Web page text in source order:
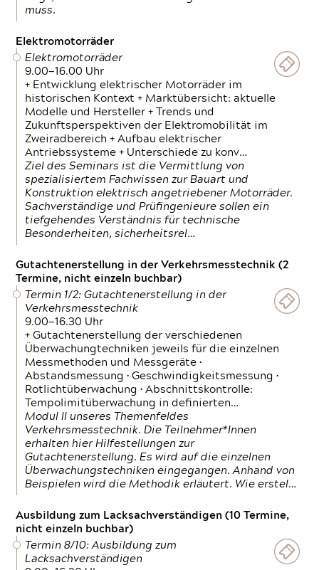
muss.
Elektromotorräder
Elektromotorräder
9.00—16.00 Uhr
+ Entwicklung elektrischer Motorräder im
historischen Kontext + Marktübersicht: aktuelle
Modelle und Hersteller + Trends und
Zukunftsperspektiven der Elektromobilität im
Zweiradbereich + Aufbau elektrischer
Antriebssysteme + Unterschiede zu konv…
Ziel des Seminars ist die Vermittlung von
spezialisiertem Fachwissen zur Bauart und
Konstruktion elektrisch angetriebener Motorräder.
Sachverständige und Prüfingenieure sollen ein
tiefgehendes Verständnis für technische
Besonderheiten, sicherheitsrel…
Gutachtenerstellung in der Verkehrsmesstechnik (2
Termine, nicht einzeln buchbar)
Termin 1/2: Gutachtenerstellung in der
Verkehrsmesstechnik
9.00—16.30 Uhr
+ Gutachtenerstellung der verschiedenen
Überwachungtechniken jeweils für die einzelnen
Messmethoden und Messgeräte •
Abstandsmessung • Geschwindigkeitsmessung •
Rotlichtüberwachung • Abschnittskontrolle:
Tempolimitüberwachung in definierten…
Modul II unseres Themenfeldes
Verkehrsmesstechnik. Die Teilnehmer*Innen
erhalten hier Hilfestellungen zur
Gutachtenerstellung. Es wird auf die einzelnen
Überwachungstechniken eingegangen. Anhand von
Beispielen wird die Methodik erläutert. Wie erstel…
Ausbildung zum Lacksachverständigen (10 Termine,
nicht einzeln buchbar)
Termin 8/10: Ausbildung zum
Lacksachverständigen